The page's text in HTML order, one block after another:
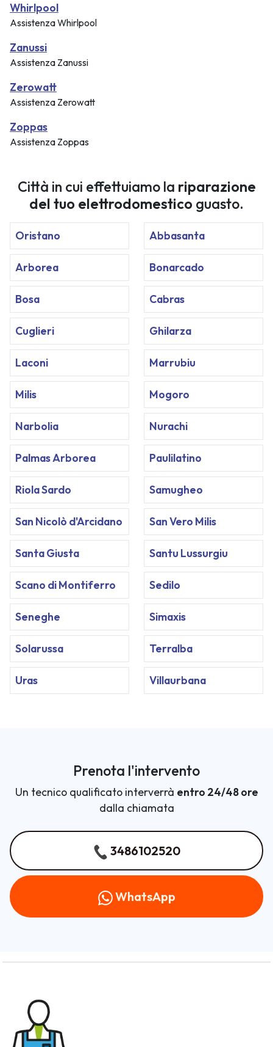
Whirlpool
Assistenza Whirlpool
Zanussi
Assistenza Zanussi
Zerowatt
Assistenza Zerowatt
Zoppas
Assistenza Zoppas
Città in cui effettuiamo la riparazione
del tuo elettrodomestico guasto.
Oristano Abbasanta
Arborea Bonarcado
Bosa Cabras
Cuglieri Ghilarza
Laconi Marrubiu
Milis Mogoro
Narbolia Nurachi
Palmas Arborea Paulilatino
Riola Sardo Samugheo
San Nicolò d'Arcidano San Vero Milis
Santa Giusta Santu Lussurgiu
Scano di Montiferro Sedilo
Seneghe Simaxis
Solarussa Terralba
Uras Villaurbana
Prenota l'intervento
Un tecnico qualificato interverrà entro 24/48 ore
dalla chiamata
3486102520
WhatsApp